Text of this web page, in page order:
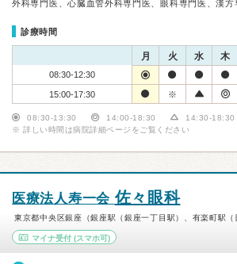
外科専門医、心臓血管外科専門医、眼科専門医、漢方
診療時間
月 火 水 木
08:30-12:30
15:00-17:30
※
08:30-13:30 14:00-18:30 14:30-18:30
※ 詳しい時間は病院詳細ページをご覧ください
医療法人寿一会佐々眼科
東京都中央区銀座（銀座駅（銀座一丁目駅）、有楽町駅（
マイナ受付 (スマホ可)